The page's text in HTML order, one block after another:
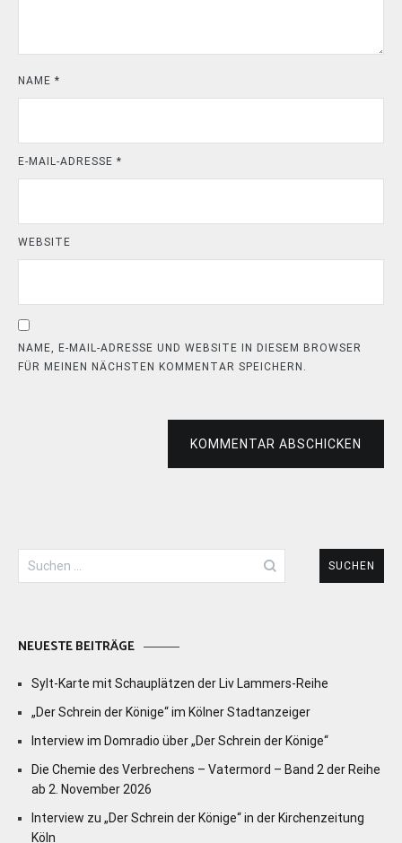
NAME *
E-MAIL-ADRESSE *
WEBSITE
NAME, E-MAIL-ADRESSE UND WEBSITE IN DIESEM BROWSER
FÜR MEINEN NÄCHSTEN KOMMENTAR SPEICHERN.
KOMMENTAR ABSCHICKEN
Suchen
nach:
NEUESTE BEITRÄGE
Sylt-Karte mit Schauplätzen der Liv Lammers-Reihe
„Der Schrein der Könige“ im Kölner Stadtanzeiger
Interview im Domradio über „Der Schrein der Könige“
Die Chemie des Verbrechens – Vatermord – Band 2 der Reihe
ab 2. November 2026
Interview zu „Der Schrein der Könige“ in der Kirchenzeitung
Köln